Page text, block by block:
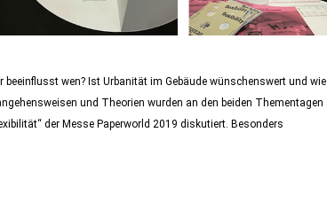
wen? Ist Urbanität im Gebäude wünschenswert und wie
und Theorien wurden an den beiden Thementagen
der Messe Paperworld 2019 diskutiert. Besonders